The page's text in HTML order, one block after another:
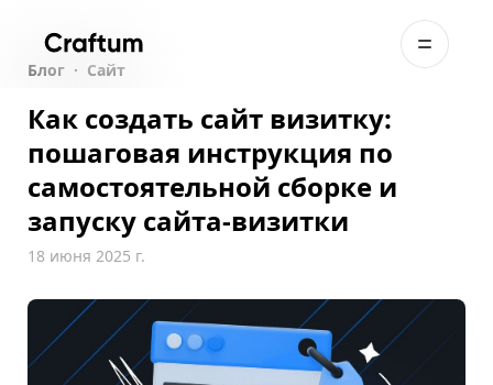
Блог · Сайт
Как создать сайт визитку:
пошаговая инструкция по
самостоятельной сборке и
запуску сайта-визитки
18 июня 2025 г.